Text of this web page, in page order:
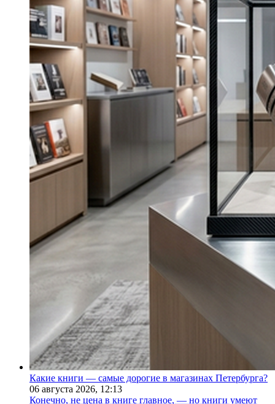
Какие книги — самые дорогие в магазинах Петербурга?
06 августа 2026, 12:13
Конечно, не цена в книге главное, — но книги умеют